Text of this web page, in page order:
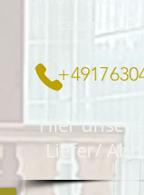
Hier unsere
Liefer/